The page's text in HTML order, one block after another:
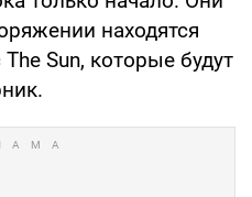
находятся
Sun, которые будут